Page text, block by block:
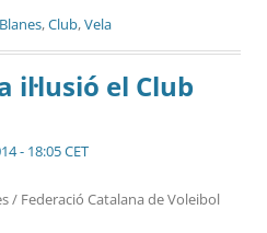
Blanes,Club,Vela
el Club
- 18:05 CET
/ Federació Catalana de Voleibol